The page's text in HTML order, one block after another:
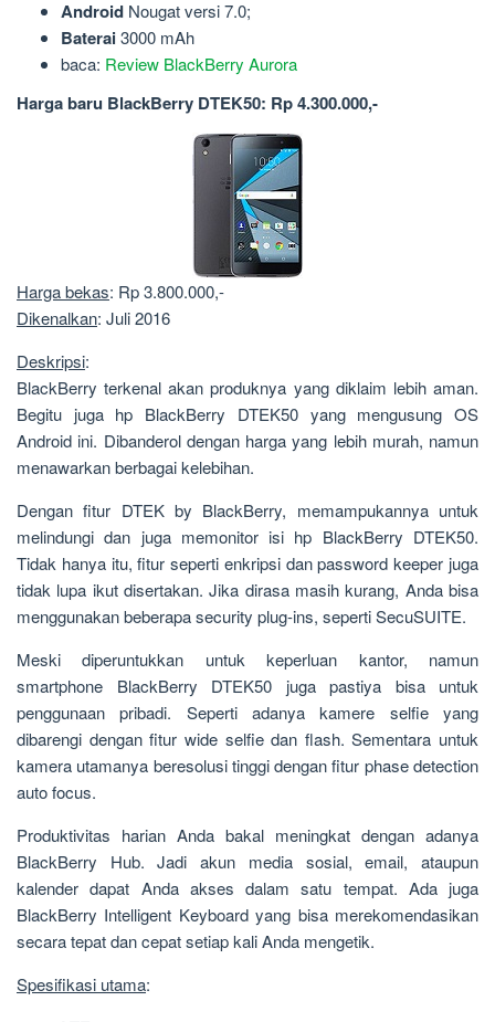
Android Nougat versi 7.0;
Baterai3000 mAh
baca: Review BlackBerry Aurora
Harga baru BlackBerry DTEK50: Rp 4.300.000,-
Harga bekas: Rp 3.800.000,-
Dikenalkan: Juli 2016
Deskripsi:
BlackBerry terkenal akan produknya yang diklaim lebih aman.
Begitu juga hp BlackBerry DTEK50 yang mengusung OS
Android ini. Dibanderol dengan harga yang lebih murah, namun
menawarkan berbagai kelebihan.
Dengan fitur DTEK by BlackBerry, memampukannya untuk
melindungi dan juga memonitor isi hp BlackBerry DTEK50.
Tidak hanya itu, fitur seperti enkripsi dan password keeper juga
tidak lupa ikut disertakan. Jika dirasa masih kurang, Anda bisa
menggunakan beberapa security plug-ins, seperti SecuSUITE.
Meski diperuntukkan untuk keperluan kantor, namun
smartphone BlackBerry DTEK50 juga pastiya bisa untuk
penggunaan pribadi. Seperti adanya kamere selfie yang
dibarengi dengan fitur wide selfie dan flash. Sementara untuk
kamera utamanya beresolusi tinggi dengan fitur phase detection
auto focus.
Produktivitas harian Anda bakal meningkat dengan adanya
BlackBerry Hub. Jadi akun media sosial, email, ataupun
kalender dapat Anda akses dalam satu tempat. Ada juga
BlackBerry Intelligent Keyboard yang bisa merekomendasikan
secara tepat dan cepat setiap kali Anda mengetik.
Spesifikasi utama: